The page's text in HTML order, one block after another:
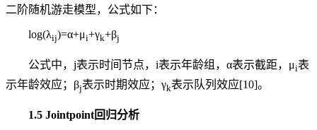
二阶随机游走模型，公式如下：
log(λij)=α+μi+γk+βj
公式中，j表示时间节点，i表示年龄组，α表示截距，μi表
示年龄效应；βj表示时期效应；γk表示队列效应[10]。
1.5 Jointpoint回归分析